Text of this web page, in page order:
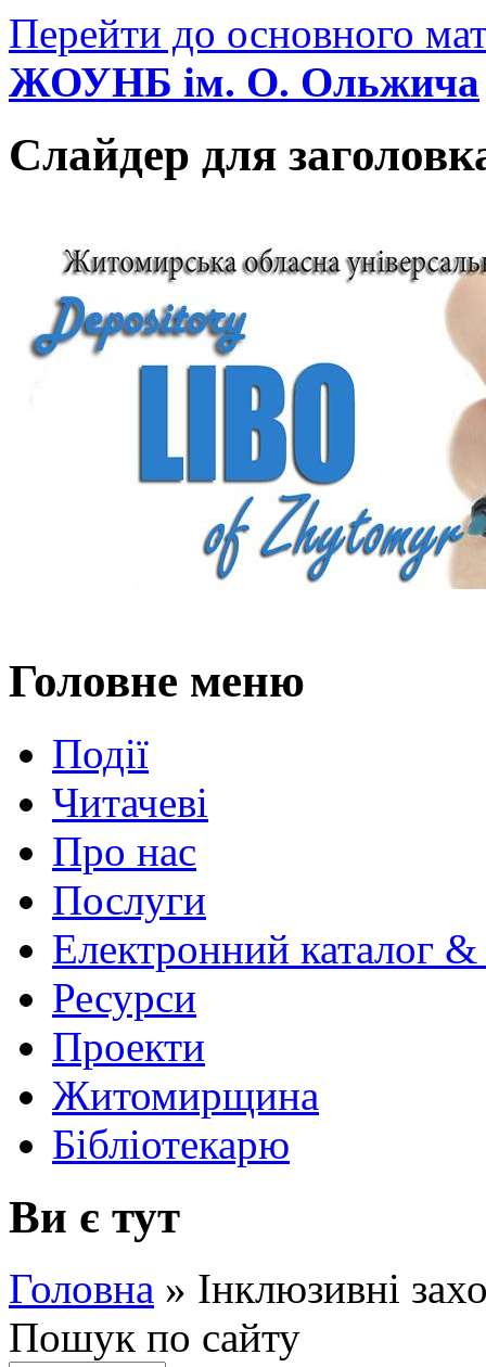
Перейти до основного
ЖОУНБ ім. О. Ольжича
Слайдер для
Головне меню
Події
Читачеві
Про нас
Послуги
Електронний каталог
Ресурси
Проекти
Житомирщина
Бібліотекарю
Ви є тут
Головна » Інклюзивні
Пошук по сайту